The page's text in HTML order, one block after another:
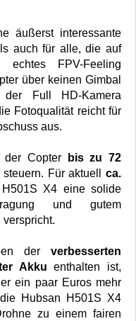
äußerst interessante
auch für alle, die auf
echtes FPV-Feeling
über keinen Gimbal
Full HD-Kamera
Fotoqualität reicht für
aus.
der Copter
bis zu 72
Für aktuell ca.
X4 eine solide
und gutem
der verbesserten
Akku enthalten ist,
ein paar Euros mehr
Hubsan H501S X4
zu einem fairen